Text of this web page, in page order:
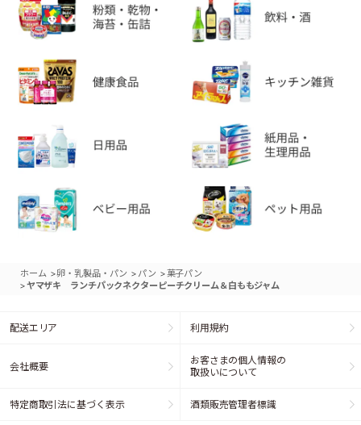
ホーム >卵・乳製品・パン > パン >菓子パン
>ヤマザキ ランチパックネクターピーチクリーム＆白ももジャム
配送エリア 利用規約
会社概要
お客さまの個人情報の
取扱いについて
特定商取引法に基づく表示 酒類販売管理者標識